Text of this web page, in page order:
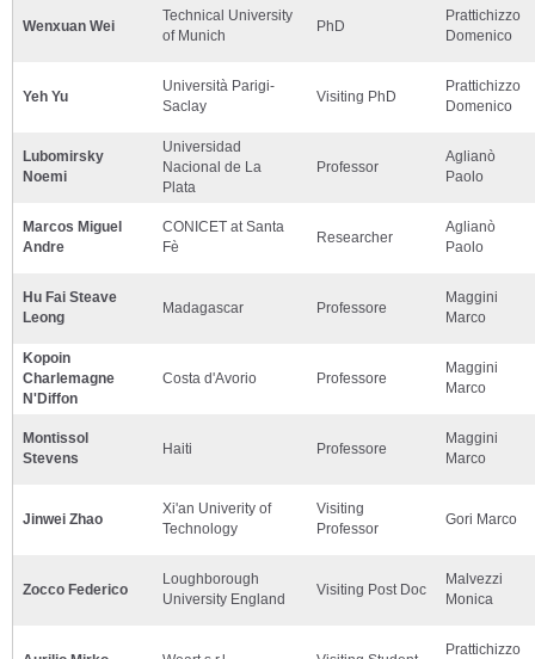
Wenxuan Wei
Technical University
of Munich
PhD
Prattichizzo
Domenico
Yeh Yu
Università Parigi-
Saclay
Visiting PhD
Prattichizzo
Domenico
Lubomirsky
Noemi
Universidad
Nacional de La
Plata
Professor
Aglianò
Paolo
Marcos Miguel
Andre
CONICET at Santa
Fè
Researcher
Aglianò
Paolo
Hu Fai Steave
Leong
Madagascar Professore
Maggini
Marco
Kopoin
Charlemagne
N'Diffon
Costa d'Avorio Professore
Maggini
Marco
Montissol
Stevens
Haiti Professore
Maggini
Marco
Jinwei Zhao
Xi'an Univerity of
Technology
Visiting
Professor
Gori Marco
Zocco Federico
Loughborough
University England
Visiting Post Doc
Malvezzi
Monica
Prattichizzo